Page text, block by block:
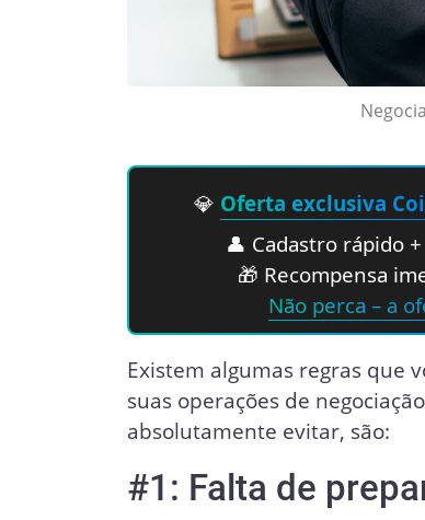
💎 Oferta exclusiva
👤 Cadastro rápido
🎁 Recompensa
Não perca – a
Existem algumas regras que
suas operações de
absolutamente evitar, são:
#1: Falta de